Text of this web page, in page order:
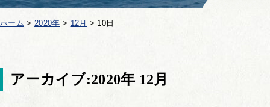
ホーム > 2020年 > 12月 > 10日
アーカイブ:2020年 12月